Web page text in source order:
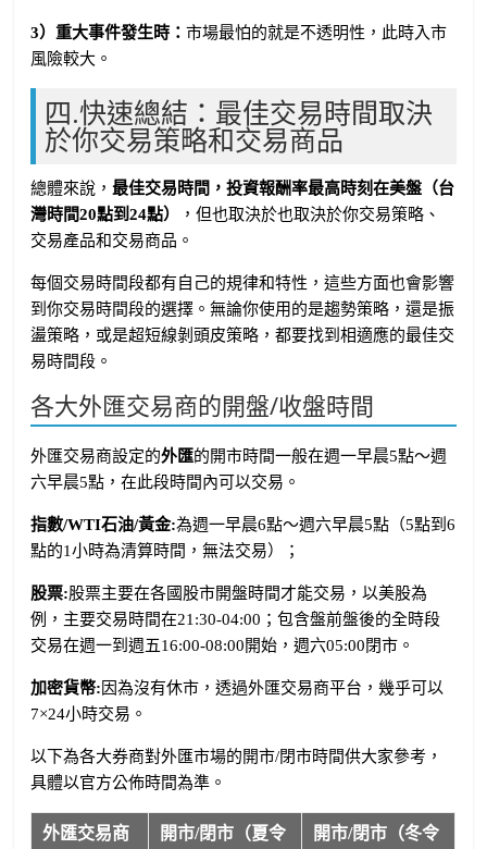
3）重大事件發生時：市場最怕的就是不透明性，此時入市
風險較大。
四.快速總結：最佳交易時間取決
於你交易策略和交易商品
總體來說，最佳交易時間，投資報酬率最高時刻在美盤（台
灣時間20點到24點）
，但也取決於也取決於你交易策略、
交易產品和交易商品。
每個交易時間段都有自己的規律和特性，這些方面也會影響
到你交易時間段的選擇。無論你使用的是趨勢策略，還是振
盪策略，或是超短線剝頭皮策略，都要找到相適應的最佳交
易時間段。
各大外匯交易商的開盤/收盤時間
外匯交易商設定的外匯的開市時間一般在週一早晨5點～週
六早晨5點，在此段時間內可以交易。
指數/WTI石油/黃金:為週一早晨6點～週六早晨5點（5點到6
點的1小時為清算時間，無法交易）；
股票:股票主要在各國股市開盤時間才能交易，以美股為
例，主要交易時間在21:30-04:00；包含盤前盤後的全時段
交易在週一到週五16:00-08:00開始，週六05:00閉市。
加密貨幣: 因為沒有休市，透過外匯交易商平台，幾乎可以
7×24小時交易。
以下為各大券商對外匯市場的開市/閉市時間供大家參考，
具體以官方公佈時間為準。
外匯交易商
開市/閉市（夏令
開市/閉市（冬令